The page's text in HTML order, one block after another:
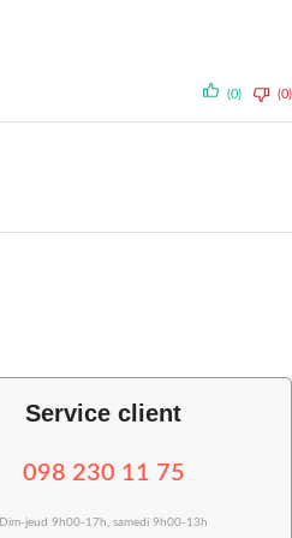
(0) (0)
Service client
098 230 11 75
Dim-jeud 9h00-17h, samedi 9h00-13h